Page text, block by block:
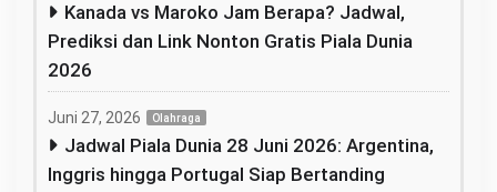
Kanada vs Maroko Jam Berapa? Jadwal,
Prediksi dan Link Nonton Gratis Piala Dunia
2026
Juni 27, 2026 Olahraga
Jadwal Piala Dunia 28 Juni 2026: Argentina,
Inggris hingga Portugal Siap Bertanding